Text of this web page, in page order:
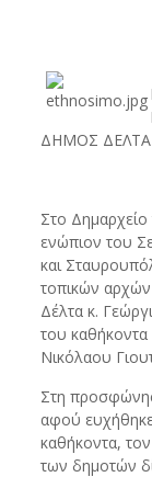
ΔΗΜΟΣ ΔΕΛΤΑ
Στο
ενώπιον του
και
τοπικών
Δέλτα κ.
του
Νικόλαου
Στη
αφού
καθήκοντα, τον
των δημοτών